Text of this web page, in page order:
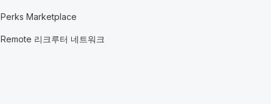
Perks Marketplace
Remote 리크루터 네트워크